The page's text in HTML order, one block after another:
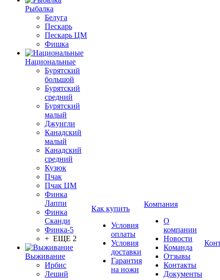
Рыбалка
Белуга
Пескарь
Пескарь ЦМ
Фишка
Национальные
Бурятский
большой
Бурятский
средний
Бурятский
малый
Джунгли
Канадский
малый
Канадский
средний
Кузюк
Пчак
Пчак ЦМ
Финка
Лаппи
Финка
Сканди
Финка-5
+ ЕЩЕ 2
Выживание
Ирбис
Леший
Как купить
Условия
оплаты
Условия
доставки
Гарантия
на ножи
Компания
О
компании
Новости
Команда
Отзывы
Контакты
Документы